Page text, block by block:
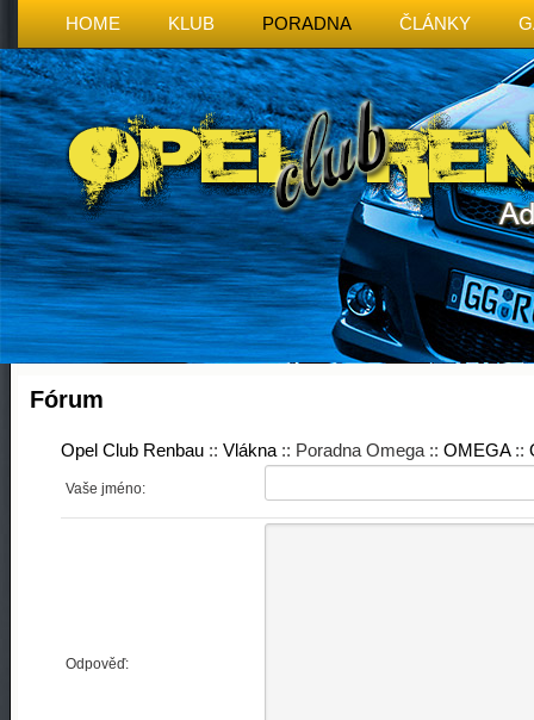
HOME KLUB PORADNA ČLÁNKY
Fórum
Opel Club Renbau :: Vlákna :: Poradna Omega :: OMEGA::
Vaše jméno:
Odpověď: